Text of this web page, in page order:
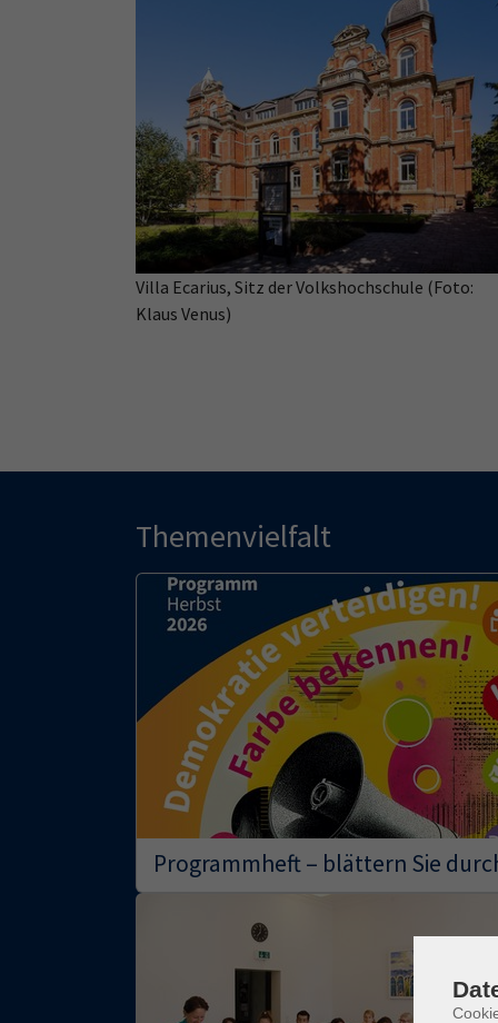
Villa Ecarius, Sitz der Volkshochschule (Foto:
Klaus Venus)
Themenvielfalt
Programmheft – blättern Sie